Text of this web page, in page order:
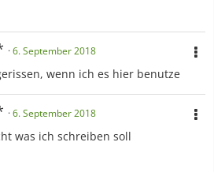
6. September 2018
wenn ich es hier benutze
6. September 2018
was ich schreiben soll